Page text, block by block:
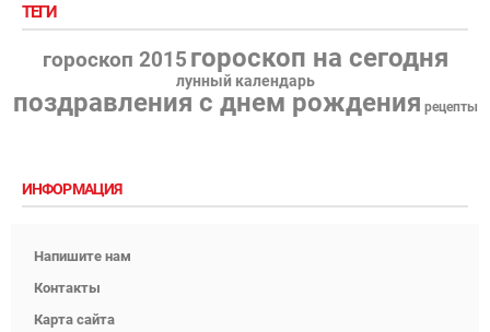
ТЕГИ
гороскоп 2015 гороскоп на сегодня
лунный календарь
поздравления с днем рождения рецепты
ИНФОРМАЦИЯ
Напишите нам
Контакты
Карта сайта